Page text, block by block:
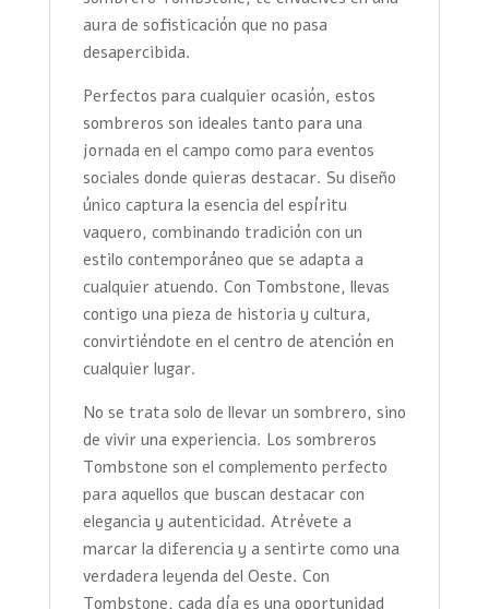
aura de sofisticación que no pasa
desapercibida.
Perfectos para cualquier ocasión, estos
sombreros son ideales tanto para una
jornada en el campo como para eventos
sociales donde quieras destacar. Su diseño
único captura la esencia del espíritu
vaquero, combinando tradición con un
estilo contemporáneo que se adapta a
cualquier atuendo. Con Tombstone, llevas
contigo una pieza de historia y cultura,
convirtiéndote en el centro de atención en
cualquier lugar.
No se trata solo de llevar un sombrero, sino
de vivir una experiencia. Los sombreros
Tombstone son el complemento perfecto
para aquellos que buscan destacar con
elegancia y autenticidad. Atrévete a
marcar la diferencia y a sentirte como una
verdadera leyenda del Oeste. Con
Tombstone, cada día es una oportunidad